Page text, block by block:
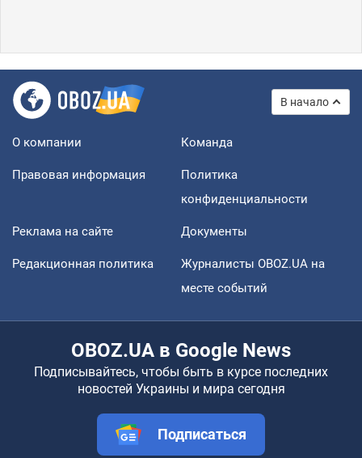
В начало
О компании Команда
Правовая информация
Политика
конфиденциальности
Реклама на сайте Документы
Редакционная политика
Журналисты OBOZ.UA на
месте событий
OBOZ.UA в Google News
Подписывайтесь, чтобы быть в курсе последних
новостей Украины и мира сегодня
Подписаться